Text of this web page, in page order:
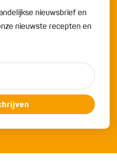
nieuwsbrief en
nieuwste recepten en